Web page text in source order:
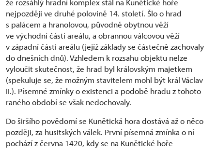
že rozsáhlý hradní komplex stál na Kunětické hoře
nejpozději ve druhé polovině 14. století. Šlo o hrad
s palácem a hranolovou, původně obytnou věží
ve východní části areálu, a obrannou válcovou věží
v západní části areálu (jejíž základy se částečně zachovaly
do dnešních dnů). Vzhledem k rozsahu objektu nelze
vyloučit skutečnost, že hrad byl královským majetkem
(spekuluje se, že možným stavitelem mohl být král Václav
II.). Písemné zmínky o existenci a podobě hradu z tohoto
raného období se však nedochovaly.
Do širšího povědomí se Kunětická hora dostává až o něco
později, za husitských válek. První písemná zmínka o ní
pochází z června 1420, kdy se na Kunětické hoře